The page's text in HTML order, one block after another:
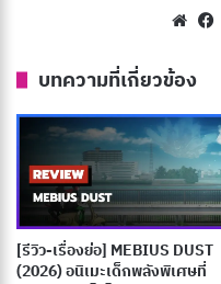
เผยแพร่
[รีวิว-เรื่อ
เกาหลีแน
เผยแพร่
[รีวิว-เรื่อ
เกิดใหม่ป
เผยแพร่
บทความที่เกี่ยวข้อง
[รีวิว-เรื่องย่อ] MEBIUS DUST
(2026) อนิเมะเด็กพลังพิเศษที่